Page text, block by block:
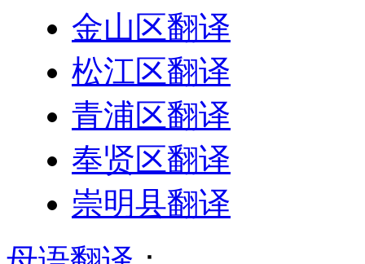
金山区翻译
松江区翻译
青浦区翻译
奉贤区翻译
崇明县翻译